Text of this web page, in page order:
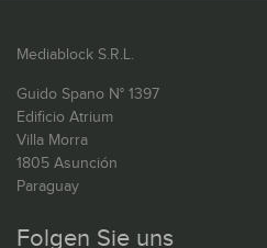
Mediablock S.R.L.
Guido Spano N° 1397
Edificio Atrium
Villa Morra
1805 Asunción
Paraguay
Folgen Sie uns